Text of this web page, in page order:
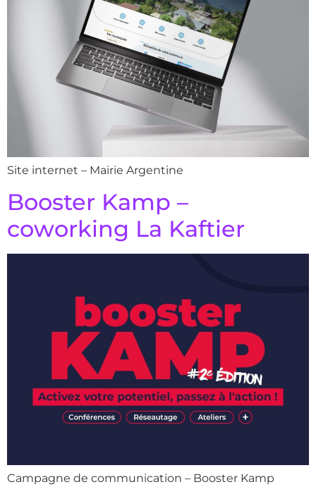
Site internet – Mairie Argentine
Booster Kamp –
coworking La Kaftier
Campagne de communication – Booster Kamp